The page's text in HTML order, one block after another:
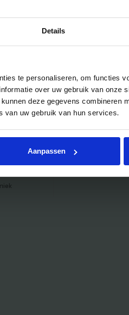
Details
te personaliseren, om functies
over uw gebruik van onze
deze gegevens combineren
van uw gebruik van hun services.
Aanpassen
jou Voor
Inschrijven als
Helpdesk